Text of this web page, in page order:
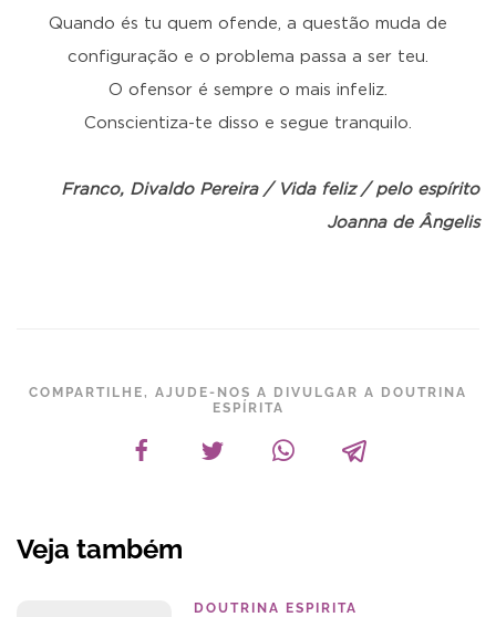
Quando és tu quem ofende, a questão muda de
configuração e o problema passa a ser teu.
O ofensor é sempre o mais infeliz.
Conscientiza-te disso e segue tranquilo.
Franco, Divaldo Pereira / Vida feliz / pelo espírito
Joanna de Ângelis
COMPARTILHE, AJUDE-NOS A DIVULGAR A DOUTRINA
ESPÍRITA
Veja também
DOUTRINA ESPIRITA